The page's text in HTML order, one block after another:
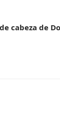
cabeza de